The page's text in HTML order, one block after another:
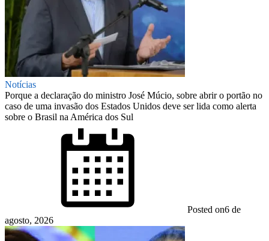
Notícias
Porque a declaração do ministro José Múcio, sobre abrir o portão no
caso de uma invasão dos Estados Unidos deve ser lida como alerta
sobre o Brasil na América dos Sul
Posted on6 de
agosto, 2026